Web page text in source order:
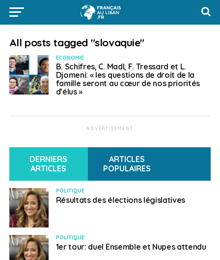
All posts tagged "slovaquie"
ECONOMIE
B. Schifres, C. Madl, F. Tressard et L.
Djomeni: « les questions de droit de la
famille seront au cœur de nos priorités
d’élus »
ADVERTISEMENT
DERNIERS
ARTICLES
ARTICLES
POPULAIRES
POLITIQUE
Résultats des élections législatives
POLITIQUE
1er tour: duel Ensemble et Nupes attendu